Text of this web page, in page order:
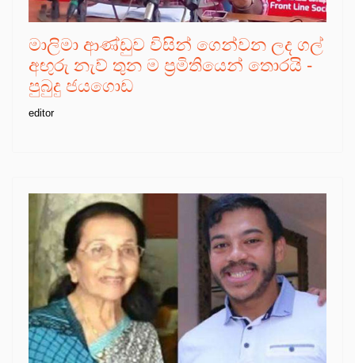
මාලිමා ආණ්ඩුව විසින් ගෙන්වන ලද ගල්
අඟුරු නැව් තුන ම ප්‍රමිතියෙන් තොරයි -
පුබුදු ජයගොඩ
editor